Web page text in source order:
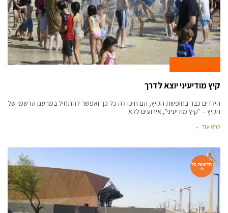
5 ביולי 2022
קיץ מודיעיני יוצא לדרך
הילדים כבר בחופשת הקיץ, הם חיכו לה כל כך ואפשר להתחיל במרענן הרשמי של
הקיץ – "קיץ מודיעיני", אירועים ללא
קרא עוד ←
חדשות כל
לי